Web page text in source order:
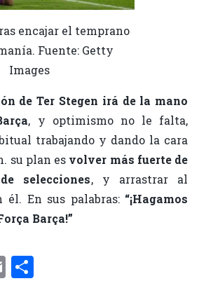
encajar el temprano
Fuente: Getty
Images
de Ter Stegen irá de la mano
, y optimismo no le falta,
trabajando y dando la cara
su plan es volver más fuerte de
selecciones, y arrastrar al
él. En sus palabras: “¡Hagamos
Barça!”
E C